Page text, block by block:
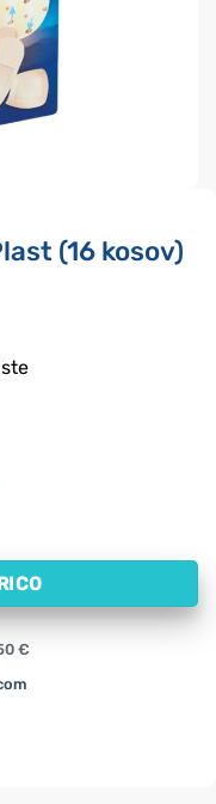
(16 kosov)
količina
€